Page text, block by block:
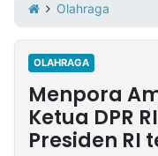
Iklan
Berita
Kami
Nasional
International
Olahraga
Entertainment
Daerah
Pariwisata
Kuliner
Kolom
Olahraga
OLAHRAGA
Menpora
Ketua DPR
Presiden RI